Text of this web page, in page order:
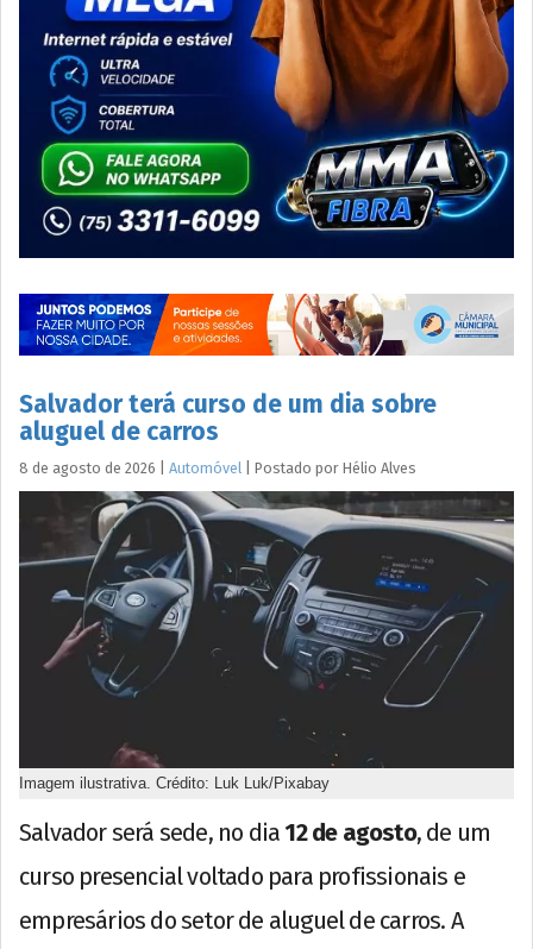
Salvador terá curso de um dia sobre
aluguel de carros
8 de agosto de 2026 Automóvel Postado por Hélio Alves
Imagem ilustrativa. Crédito: Luk Luk/Pixabay
Salvador será sede, no dia 12 de agosto, de um
curso presencial voltado para profissionais e
empresários do setor de aluguel de carros. A